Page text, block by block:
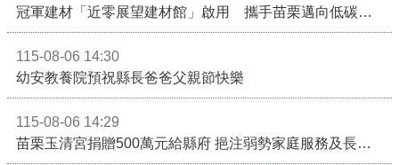
冠軍建材「近零展望建材館」啟用 攜手苗栗邁向低碳建築新未來
115-08-06 14:30
幼安教養院預祝縣長爸爸父親節快樂
115-08-06 14:29
苗栗玉清宮捐贈500萬元給縣府 挹注弱勢家庭服務及長照醫療資源